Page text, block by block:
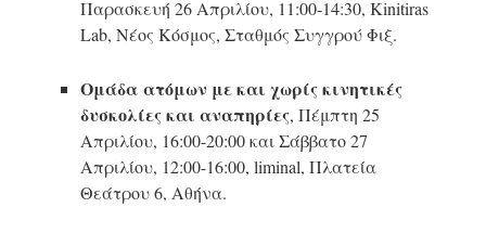
Παρασκευή 26 Απριλίου, 11:00-14:30, Kinitiras
Lab, Νέος Κόσμος, Σταθμός Συγγρού Φιξ.
Ομάδα ατόμων με και χωρίς κινητικές
δυσκολίες και αναπηρίες, Πέμπτη 25
Απριλίου, 16:00-20:00 και Σάββατο 27
Απριλίου, 12:00-16:00, liminal, Πλατεία
Θεάτρου 6, Αθήνα.